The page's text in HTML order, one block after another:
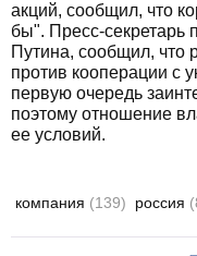
акций, сообщил, что
бы". Пресс-секретарь
Путина, сообщил, что
против кооперации с
первую очередь
поэтому отношение
ее условий.
компания (139) россия